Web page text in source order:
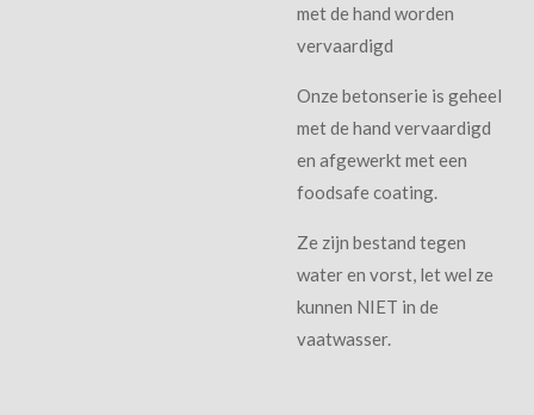
met de hand worden
vervaardigd
Onze betonserie is geheel
met de hand vervaardigd
en afgewerkt met een
foodsafe coating.
Ze zijn bestand tegen
water en vorst, let wel ze
kunnen NIET in de
vaatwasser.